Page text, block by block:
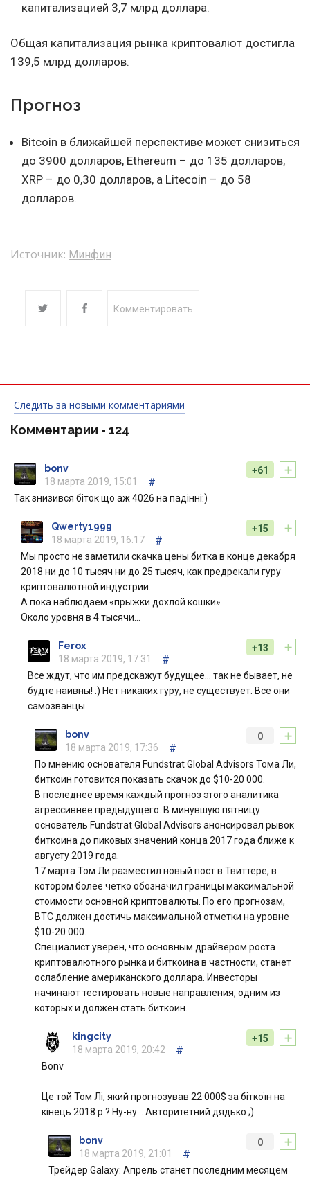
капитализацией 3,7 млрд доллара.
Общая капитализация рынка криптовалют достигла
139,5 млрд долларов.
Прогноз
Bitcoin в ближайшей перспективе может снизиться
до 3900 долларов, Ethereum – до 135 долларов,
XRP – до 0,30 долларов, а Litecoin – до 58
долларов.
Источник: Минфин
Комментировать
Следить за новыми комментариями
Комментарии - 124
+
+61
bonv
18 марта 2019, 15:01
#
Так знизився біток що аж 4026 на падінні:)
+
+15
Qwerty1999
18 марта 2019, 16:17
#
Мы просто не заметили скачка цены битка в конце декабря
2018 ни до 10 тысяч ни до 25 тысяч, как предрекали гуру
криптовалютной индустрии.
А пока наблюдаем «прыжки дохлой кошки»
Около уровня в 4 тысячи…
+
+13
Ferox
18 марта 2019, 17:31
#
Все ждут, что им предскажут будущее… так не бывает, не
будте наивны! :) Нет никаких гуру, не существует. Все они
самозванцы.
+
0
bonv
18 марта 2019, 17:36
#
По мнению основателя Fundstrat Global Advisors Тома Ли,
биткоин готовится показать скачок до $10-20 000.
В последнее время каждый прогноз этого аналитика
агрессивнее предыдущего. В минувшую пятницу
основатель Fundstrat Global Advisors анонсировал рывок
биткоина до пиковых значений конца 2017 года ближе к
августу 2019 года.
17 марта Том Ли разместил новый пост в Твиттере, в
котором более четко обозначил границы максимальной
стоимости основной криптовалюты. По его прогнозам,
BTC должен достичь максимальной отметки на уровне
$10-20 000.
Специалист уверен, что основным драйвером роста
криптовалютного рынка и биткоина в частности, станет
ослабление американского доллара. Инвесторы
начинают тестировать новые направления, одним из
которых и должен стать биткоин.
+
+15
kingcity
18 марта 2019, 20:42
#
Bonv
Це той Том Лі, який прогнозував 22 000$ за біткоїн на
кінець 2018 р.? Ну-ну… Авторитетний дядько ;)
+
0
bonv
18 марта 2019, 21:01
#
Трейдер Galaxy: Апрель станет последним месяцем